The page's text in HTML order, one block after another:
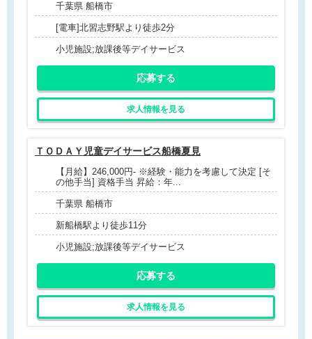
千葉県 船橋市
[電車]北習志野駅より徒歩2分
小児施設;放課後等デイサービス
応募する
求人情報を見る
ＴＯＤＡＹ児童デイサービス船橋夏見
【月給】246,000円- ※経験・能力を考慮して決定 [そ
の他手当] 資格手当 昇給：年...
千葉県 船橋市
新船橋駅より徒歩11分
小児施設;放課後等デイサービス
応募する
求人情報を見る